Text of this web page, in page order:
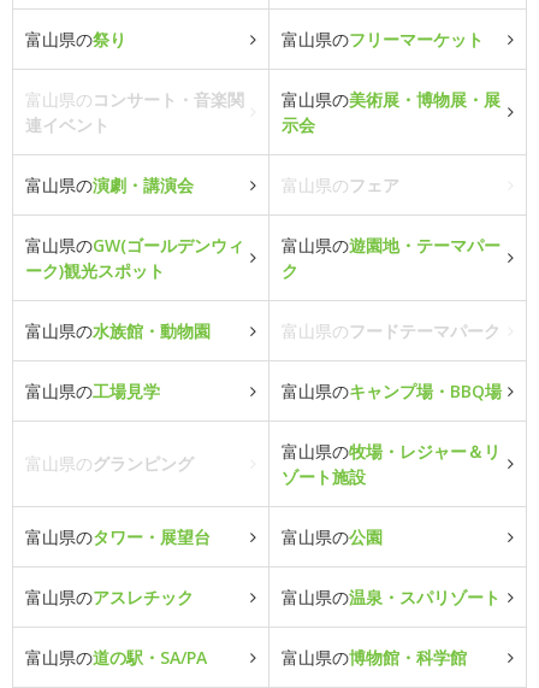
富山県の祭り 富山県のフリーマーケット
富山県のコンサート・音楽関
連イベント
富山県の美術展・博物展・展
示会
富山県の演劇・講演会 富山県のフェア
富山県のGW(ゴールデンウィ
ーク)観光スポット
富山県の遊園地・テーマパー
ク
富山県の水族館・動物園 富山県のフードテーマパーク
富山県の工場見学 富山県のキャンプ場・BBQ場
富山県のグランピング
富山県の牧場・レジャー＆リ
ゾート施設
富山県のタワー・展望台 富山県の公園
富山県のアスレチック 富山県の温泉・スパリゾート
富山県の道の駅・SA/PA 富山県の博物館・科学館